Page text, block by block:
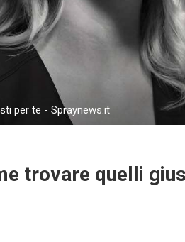
per te - Spraynews.it
trovare quelli